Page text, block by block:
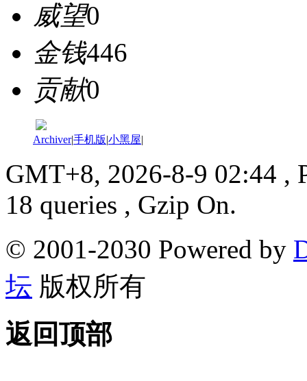
威望0
金钱446
贡献0
Archiver|手机版|小黑屋|
GMT+8, 2026-8-9 02:44 ,
18 queries , Gzip On.
© 2001-2030 Powered by
坛 版权所有
返回顶部